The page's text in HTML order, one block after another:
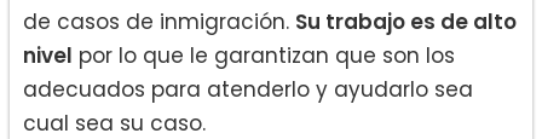
de casos de inmigración. Su trabajo es de alto
nivel por lo que le garantizan que son los
adecuados para atenderlo y ayudarlo sea
cual sea su caso.